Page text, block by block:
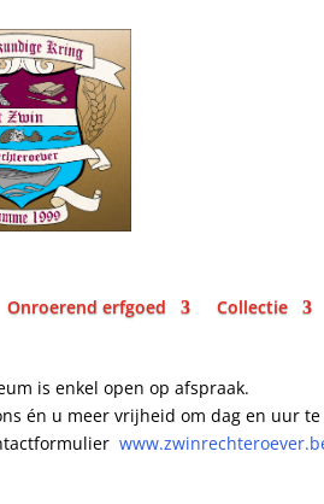
Onroerend erfgoed Collectie
is enkel open op afspraak.
én u meer vrijheid om dag en uur